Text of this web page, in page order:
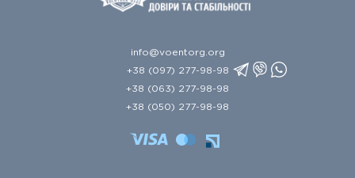
info@voentorg.org
+38 (097) 277-98-98
+38 (063) 277-98-98
+38 (050) 277-98-98